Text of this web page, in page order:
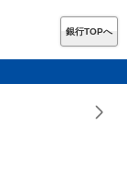
銀行TOPへ